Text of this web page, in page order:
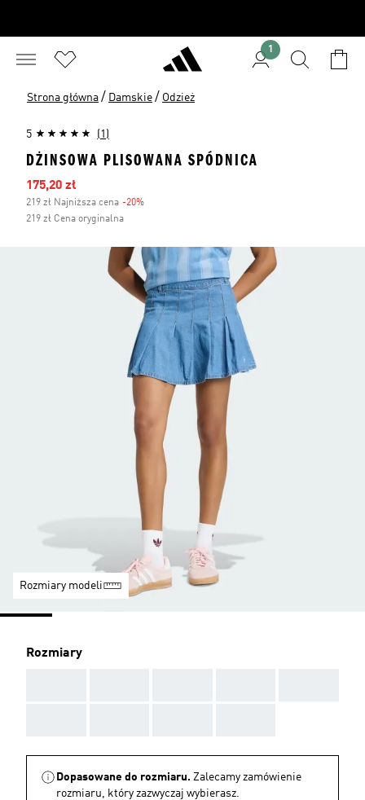
1
Strona główna / Damskie / Odzież
5 (1)
DŻINSOWA PLISOWANA SPÓDNICA
Ceny na wyprzedaży
175,20 zł
219 zł Najniższa cena -20%
219 zł Cena oryginalna
Rozmiary modeli
Rozmiary
Dopasowane do rozmiaru. Zalecamy zamówienie
rozmiaru, który zazwyczaj wybierasz.